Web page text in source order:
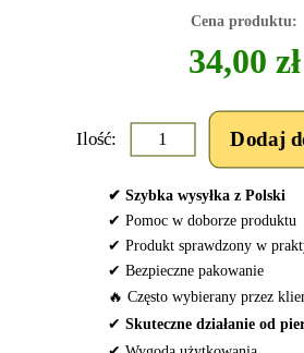
Cena produktu:
34,00 zł
Ilość:
✔ Szybka wysyłka z Polski
✔ Pomoc w doborze produktu
✔ Produkt sprawdzony w
✔ Bezpieczne pakowanie
🔥 Często wybierany przez
✔ Skuteczne działanie od